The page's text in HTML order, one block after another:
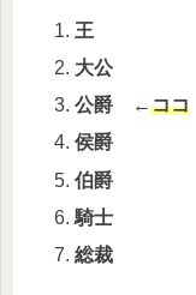
王
大公
公爵 ←ココ
侯爵
伯爵
騎士
総裁